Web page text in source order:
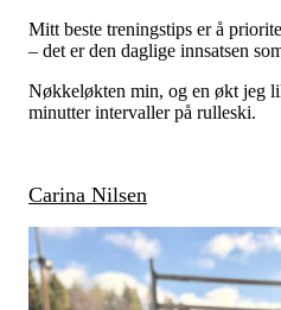
Mitt beste treningstips er å
– det er den daglige innsatsen
Nøkkeløkten min, og en økt jeg
minutter intervaller på rulleski.
Carina Nilsen